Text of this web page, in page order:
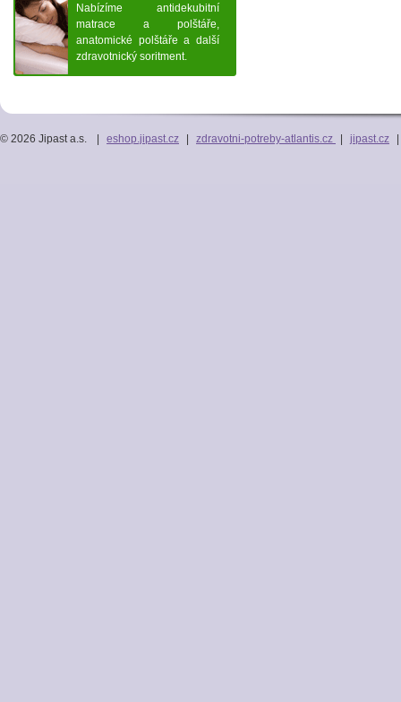
Nabízíme antidekubitní
matrace a polštáře,
anatomické polštáře a další
zdravotnický soritment.
eshop.jipast.cz zdravotni-potreby-atlantis.cz jipast.cz
© 2026 Jipast a.s.